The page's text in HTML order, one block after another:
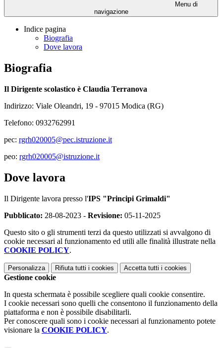
Menu di
navigazione
Indice pagina
Biografia
Dove lavora
Biografia
Il Dirigente scolastico è Claudia Terranova
Indirizzo: Viale Oleandri, 19 - 97015 Modica (RG)
Telefono: 0932762991
pec: rgrh020005@pec.istruzione.it
peo: rgrh020005@istruzione.it
Dove lavora
Il Dirigente lavora presso l'IPS "Principi Grimaldi"
Pubblicato: 28-08-2023 - Revisione: 05-11-2025
Questo sito o gli strumenti terzi da questo utilizzati si avvalgono di
cookie necessari al funzionamento ed utili alle finalità illustrate nella
COOKIE POLICY.
Personalizza Rifiuta tutti i cookies Accetta tutti i cookies
Gestione cookie
In questa schermata è possibile scegliere quali cookie consentire.
I cookie necessari sono quelli che consentono il funzionamento della
piattaforma e non è possibile disabilitarli.
Per conoscere quali sono i cookie necessari al funzionamento potete
visionare la COOKIE POLICY.